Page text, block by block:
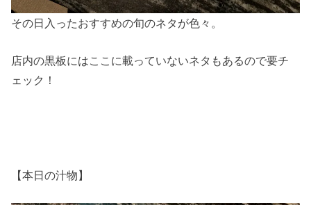
その日入ったおすすめの旬のネタが色々。
店内の黒板にはここに載っていないネタもあるので要チ
ェック！
【本日の汁物】